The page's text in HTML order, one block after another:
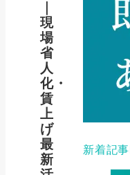
現
場
省
人
化・
賃
上
げ
最
新
新着記事